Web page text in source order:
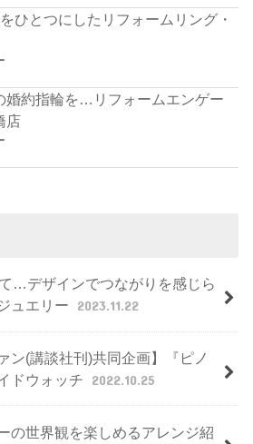
ひとつにしたリフォームリング・
婚約指輪を…リフォームエンゲー
店
…デザインでつながりを感じら
ュエリー
2023.11.22
ン(講談社刊)共同企画】『ピノ
ドウォッチ
2022.10.25
の世界観を楽しめるアレンジ紹